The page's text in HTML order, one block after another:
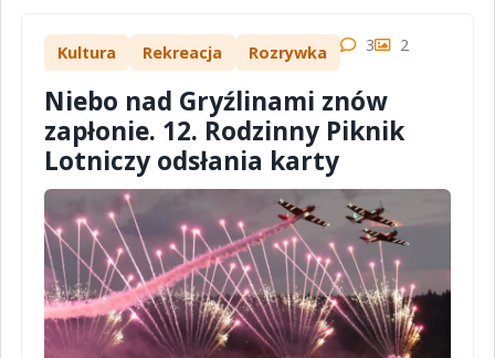
Kultura Rekreacja Rozrywka 3 2
Niebo nad Gryźlinami znów
zapłonie. 12. Rodzinny Piknik
Lotniczy odsłania karty